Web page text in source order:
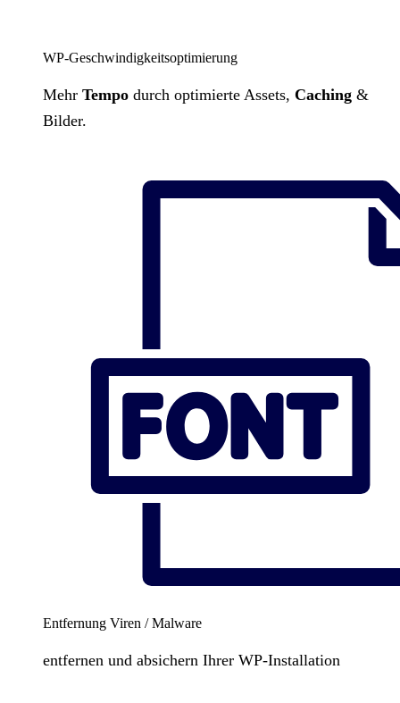
WP-Geschwindigkeitsoptimierung
Mehr Tempo durch optimierte Assets, Caching &
Bilder.
Entfernung Viren / Malware
entfernen und absichern Ihrer WP-Installation